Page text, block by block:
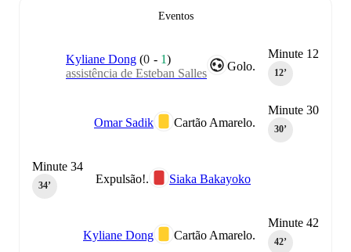
Eventos
Minute 12
12‎’‎
Golo.
Kyliane Dong (0 - 1)
assistência de Esteban Salles
Minute 30
30‎’‎
Cartão Amarelo.
Omar Sadik
Expulsão!. Siaka Bakayoko
Minute 34
34‎’‎
Minute 42
42‎’‎
Cartão Amarelo.
Kyliane Dong